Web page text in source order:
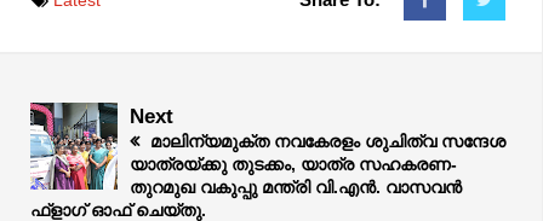
Next
മാലിന്യമുക്ത നവകേരളം ശുചിത്വ സന്ദേശ
യാത്രയ്ക്കു തുടക്കം, യാത്ര സഹകരണ-
തുറമുഖ വകുപ്പു മന്ത്രി വി.എൻ. വാസവൻ
ഫ്ളാഗ് ഓഫ് ചെയ്തു.